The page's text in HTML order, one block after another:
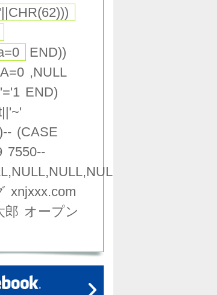
END))
,NULL
END)
(CASE
7550--
xnjxxx.com
郎 オープン